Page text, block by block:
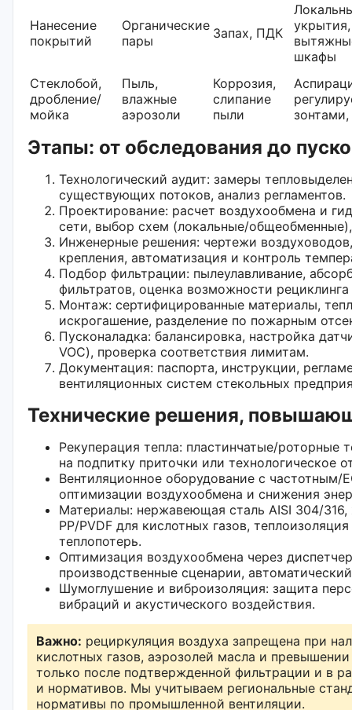
Нанесение
покрытий
Органические
пары
Запах, ПДК
укрытия,
шкафы
Стеклобой,
дробление/
мойка
Пыль,
влажные
аэрозоли
Коррозия,
слипание
пыли
Этапы: от обследования до
Технологический аудит: замеры
существующих потоков, анализ регламентов.
Проектирование: расчет воздухообмена и
сети, выбор схем (локальные/
Инженерные решения: чертежи
крепления, автоматизация и контроль
Подбор фильтрации: пылеулавливание,
фильтратов, оценка возможности рециклинга
Монтаж: сертифицированные материалы,
искрогашение, разделение по пожарным
Пусконаладка: балансировка, настройка
VOC), проверка соответствия лимитам.
Документация: паспорта, инструкции,
вентиляционных систем стекольных
Технические решения,
Рекуперация тепла: пластинчатые/роторные
на подпитку приточки или технологическое
Вентиляционное оборудование с частотным/
оптимизации воздухообмена и снижения
Материалы: нержавеющая сталь AISI 304/
PP/PVDF для кислотных газов,
теплопотерь.
Оптимизация воздухообмена через
производственные сценарии,
Шумоглушение и виброизоляция: защита
вибраций и акустического воздействия.
Важно: рециркуляция воздуха запрещена при
кислотных газов, аэрозолей масла и
только после подтвержденной фильтрации и в
и нормативов. Мы учитываем региональные
нормативы по промышленной вентиляции.